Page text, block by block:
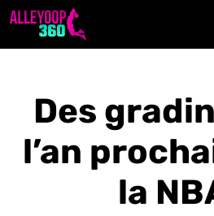
Aller
Des
l’an
la